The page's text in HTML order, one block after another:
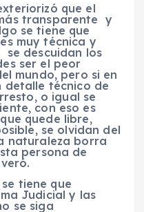
que el
transparente y
se tiene que
muy técnica y
descuidan los
ser el peor
mundo, pero si en
detalle técnico de
o igual se
con eso es
quede libre,
se olvidan del
naturaleza borra
persona de
tiene que
Judicial y las
se siga